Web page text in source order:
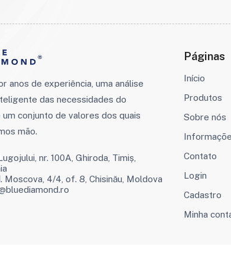
anos de experiência, uma análise
das necessidades do
conjunto de valores dos quais
mão.
nr. 100A, Ghiroda, Timiș,
Moscova, 4/4, of. 8, Chisinău, Moldova
Páginas
Início
Produtos
Sobre nós
Contato
Login
Cadastro
Minha